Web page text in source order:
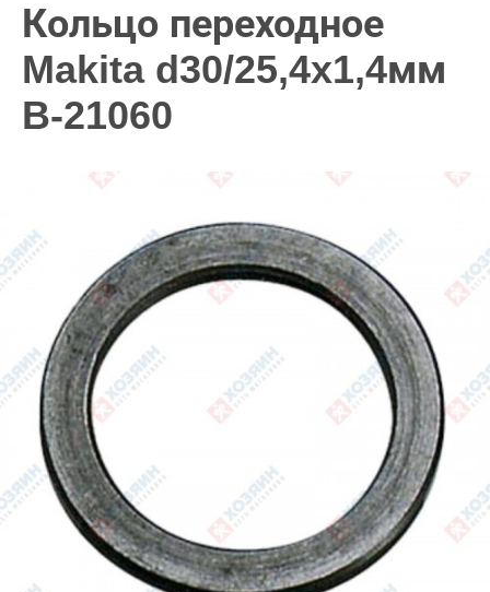
Кольцо переходное
Makita d30/25,4x1,4мм
B-21060